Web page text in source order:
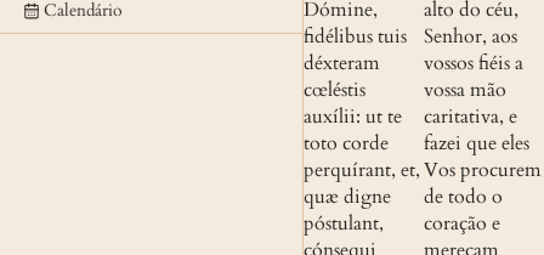
Calendário
Dómine,
fidélibus tuis
déxteram
cœléstis
auxílii: ut te
toto corde
perquírant, et,
quæ digne
póstulant,
alto do céu,
Senhor, aos
vossos fiéis a
vossa mão
caritativa, e
fazei que eles
Vos procurem
de todo o
coração e